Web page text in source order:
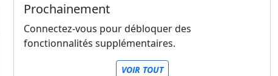
Prochainement
Connectez-vous pour débloquer des
fonctionnalités supplémentaires.
VOIR TOUT